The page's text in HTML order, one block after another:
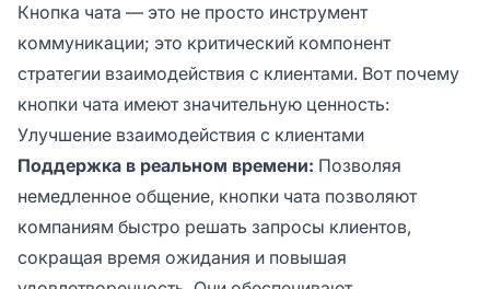
Кнопка чата — это не просто инструмент
коммуникации; это критический компонент
стратегии взаимодействия с клиентами. Вот почему
кнопки чата имеют значительную ценность:
Улучшение взаимодействия с клиентами
Поддержка в реальном времени: Позволяя
немедленное общение, кнопки чата позволяют
компаниям быстро решать запросы клиентов,
сокращая время ожидания и повышая